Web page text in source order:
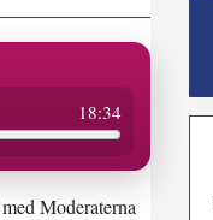
18:34
Moderaterna